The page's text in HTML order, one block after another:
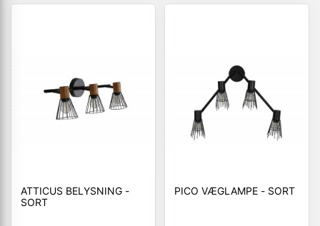
ATTICUS BELYSNING -
SORT
PICO VÆGLAMPE - SORT